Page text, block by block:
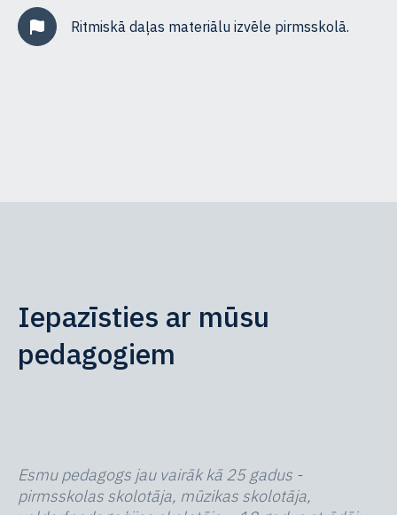
Ritmiskā daļas materiālu izvēle pirmsskolā.
Iepazīsties ar mūsu
pedagogiem
Esmu pedagogs jau vairāk kā 25 gadus -
pirmsskolas skolotāja, mūzikas skolotāja,